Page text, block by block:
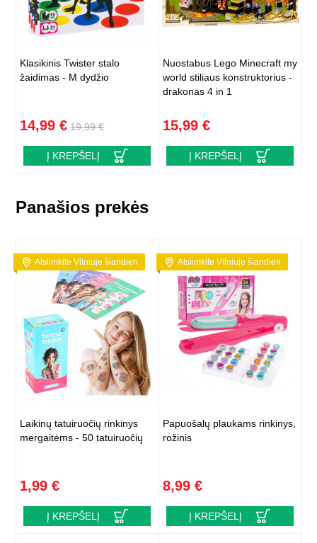
Klasikinis Twister stalo
žaidimas - M dydžio
14,99 € 19,99 €
Į KREPŠELĮ
Nuostabus Lego Minecraft my
world stiliaus konstruktorius -
drakonas 4 in 1
15,99 €
Į KREPŠELĮ
Panašios prekės
Atsiimkite Vilniuje šiandien
Laikinų tatuiruočių rinkinys
mergaitėms - 50 tatuiruočių
1,99 €
Į KREPŠELĮ
Atsiimkite Vilniuje šiandien
Papuošalų plaukams rinkinys,
rožinis
8,99 €
Į KREPŠELĮ